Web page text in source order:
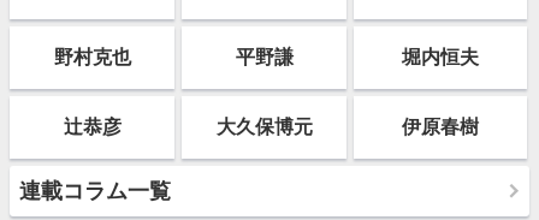
野村克也 平野謙 堀内恒夫
辻恭彦 大久保博元 伊原春樹
連載コラム一覧